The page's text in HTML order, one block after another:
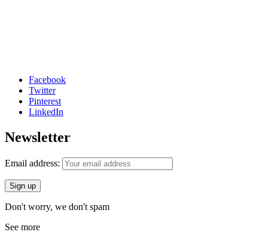
Facebook
Twitter
Pinterest
LinkedIn
Newsletter
Email address:
Don't worry, we don't spam
See more